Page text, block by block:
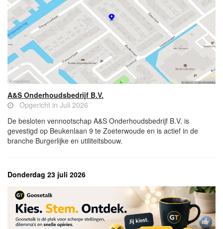
A&S Onderhoudsbedrijf B.V.
Opgericht in Juli 2026
De besloten vennootschap A&S Onderhoudsbedrijf B.V. is
gevestigd op Beukenlaan 9 te Zoeterwoude en is actief in de
branche Burgerlijke en utiliteitsbouw.
Donderdag 23 juli 2026